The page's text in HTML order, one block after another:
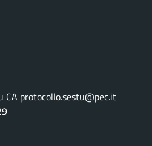
CA protocollo.sestu@pec.it